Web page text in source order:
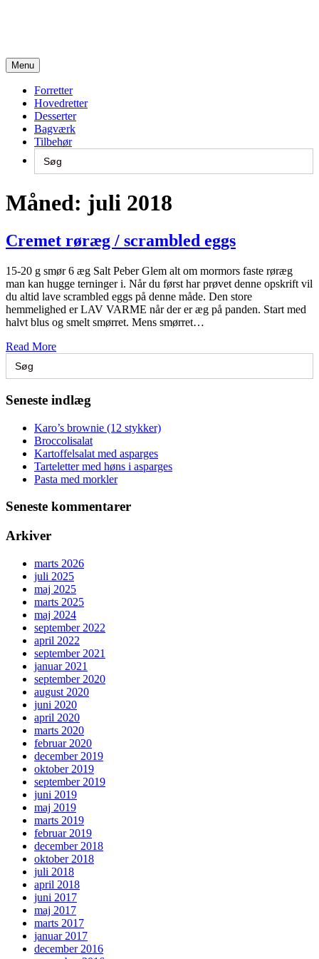
Menu
Forretter
Hovedretter
Desserter
Bagværk
Tilbehør
Search
for:
Måned: juli 2018
Cremet røræg / scrambled eggs
15-20 g smør 6 æg Salt Peber Glem alt om mormors faste røræg
man kan hugge terninger i. Når du først har prøvet denne opskrift vil
du altid lave scrambled eggs på denne måde. Den store
hemmelighed er LAV VARME når der er æg på panden. Start med
halvt blus og smelt smørret. Mens smørret…
Read More
Search
for:
Seneste indlæg
Karo’s brownie (12 stykker)
Broccolisalat
Kartoffelsalat med asparges
Tarteletter med høns i asparges
Pasta med morkler
Seneste kommentarer
Arkiver
marts 2026
juli 2025
maj 2025
marts 2025
maj 2024
september 2022
april 2022
september 2021
januar 2021
september 2020
august 2020
juni 2020
april 2020
marts 2020
februar 2020
december 2019
oktober 2019
september 2019
juni 2019
maj 2019
marts 2019
februar 2019
december 2018
oktober 2018
juli 2018
april 2018
juni 2017
maj 2017
marts 2017
januar 2017
december 2016